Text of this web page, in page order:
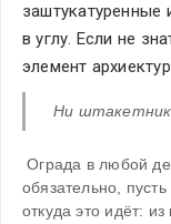
заштукатуренные
в углу. Если не
элемент
Ни
Ограда в любой действующей православной церкви есть
обязательно,
откуда это идёт: